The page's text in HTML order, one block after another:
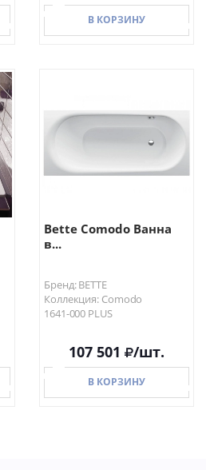
В КОРЗИНУ
Bette Comodo Ванна
в...
Бренд: BETTE
Коллекция: Comodo
1641-000 PLUS
107 501 /шт.
В КОРЗИНУ